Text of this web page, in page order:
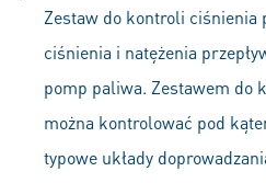
Zestaw do kontroli
ciśnienia i natężenia
pomp paliwa. Zestawem do
można kontrolować pod
typowe układy